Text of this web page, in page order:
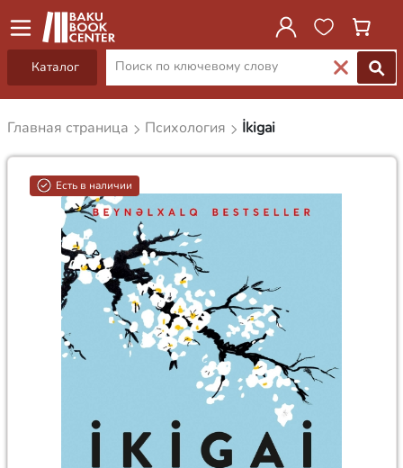
Каталог
Главная страница Психология İkigai
Есть в наличии